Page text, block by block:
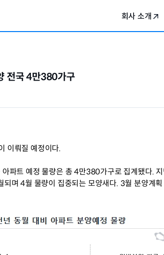
회사 소개
전국 4만380가구
이뤄질 예정이다.
파트 예정 물량은 총 4만380가구로 집계됐다.
되며 4월 물량이 집중되는 모양새다. 3월 분양계